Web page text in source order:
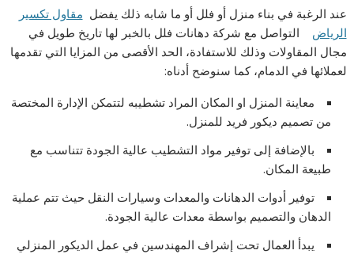
عند الرغبة في بناء منزل أو فلل أو ما شابه ذلك يفضل مقاول تكسير
الرياض التواصل مع شركة دهانات فلل بالخبر لها تاريخ طويل في
مجال المقاولات وذلك للاستفادة، الحد الأقصى من المزايا التي تقدمها
لعملائها في الدمام، كما سنوضح أدناه:
معاينة المنزل او المكان المراد تشطيبه لتتمكن الإدارة المختصة
من تصميم ديكور فريد للمنزل.
بالإضافة إلى توفير مواد التشطيب عالية الجودة تتناسب مع
طبيعة المكان.
توفير أدوات الدهانات والمعدات وسيارات النقل حيث تتم عملية
الدهان والتصميم بواسطة معدات عالية الجودة.
يبدأ العمال تحت إشراف المهندسين في عمل الديكور المنزلي